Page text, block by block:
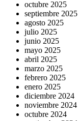
octubre 2025
septiembre 2025
agosto 2025
julio 2025
junio 2025
mayo 2025
abril 2025
marzo 2025
febrero 2025
enero 2025
diciembre 2024
noviembre 2024
octubre 2024